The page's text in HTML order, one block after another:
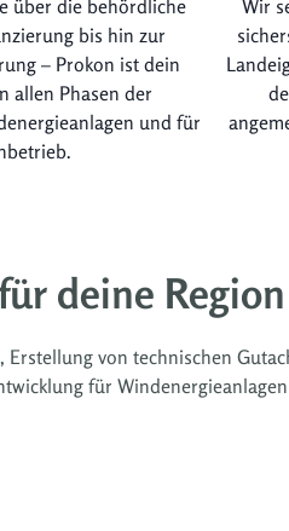
über die behördliche
bis hin zur
– Prokon ist dein
allen Phasen der
und für
Wir
deine Region
von technischen
für